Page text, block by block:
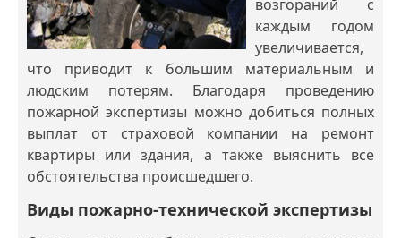
возгораний с
каждым годом
увеличивается,
что приводит к большим материальным и
людским потерям. Благодаря проведению
пожарной экспертизы можно добиться полных
выплат от страховой компании на ремонт
квартиры или здания, а также выяснить все
обстоятельства происшедшего.
Виды пожарно-технической экспертизы